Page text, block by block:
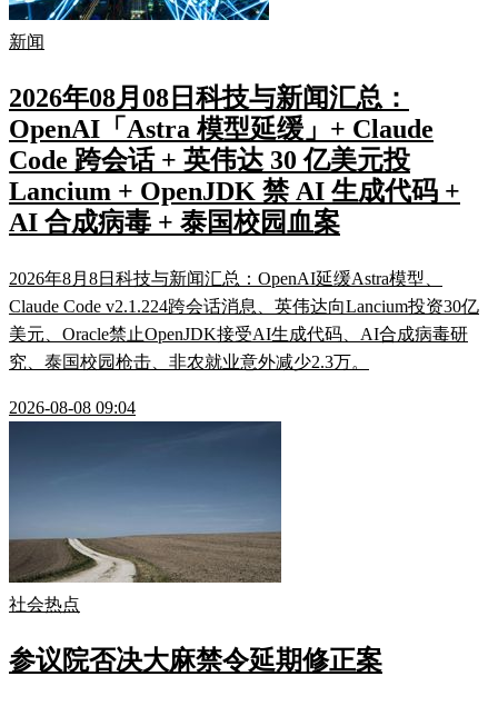
新闻
2026年08月08日科技与新闻汇总：
OpenAI「Astra 模型延缓」+ Claude
Code 跨会话 + 英伟达 30 亿美元投
Lancium + OpenJDK 禁 AI 生成代码 +
AI 合成病毒 + 泰国校园血案
2026年8月8日科技与新闻汇总：OpenAI延缓Astra模型、
Claude Code v2.1.224跨会话消息、英伟达向Lancium投资30亿
美元、Oracle禁止OpenJDK接受AI生成代码、AI合成病毒研
究、泰国校园枪击、非农就业意外减少2.3万。
2026-08-08 09:04
社会热点
参议院否决大麻禁令延期修正案